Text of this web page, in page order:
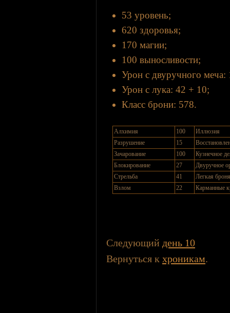
53 уровень;
620 здоровья;
170 магии;
100 выносливости;
Урон с двуручного меча:
Урон с лука: 42 + 10;
Класс брони: 578.
Алхимия 100
Иллюзия
Разрушение
15
Зачарование
100
Кузнечное
Блокирование
27
Двуручное
Стрельба
41
Легкая
Взлом
22 Карманные
Следующий день 10
Вернуться к хроникам.